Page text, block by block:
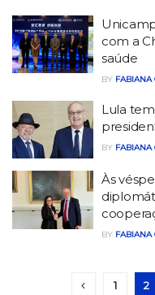
com a
saúde
BY FABIANA
Lula
BY FABIANA
Às
BY FABIANA
1 2